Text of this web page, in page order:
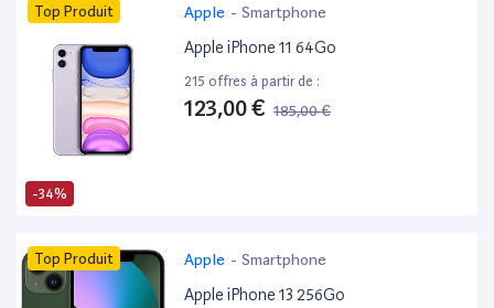
-34%
Top Produit Apple - Smartphone
Apple iPhone 11 64Go
215 offres à partir de :
123,00 € 185,00 €
Top Produit Apple - Smartphone
Apple iPhone 13 256Go